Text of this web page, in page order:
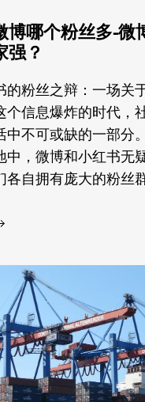
博哪个粉丝多-微
强？
的粉丝之辩：一场关
个信息爆炸的时代，
中不可或缺的一部分
中，微博和小红书无
各自拥有庞大的粉丝